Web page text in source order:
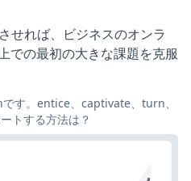
れば、ビジネスのオンラ
での最初の大きな課題を克服
す。entice、captivate、turn、
トする方法は？